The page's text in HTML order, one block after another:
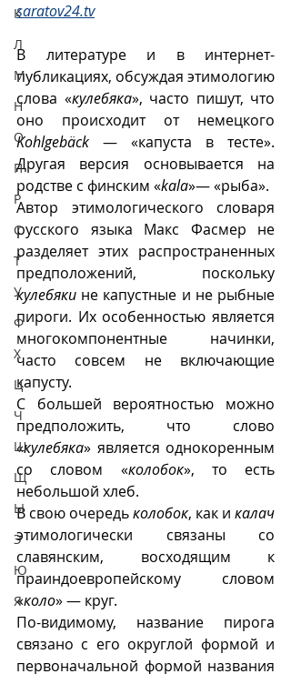
К
Л
М
Н
О
П
Р
С
Т
У
Ф
Х
Ц
Ч
Ш
Щ
Ы
Э
Ю
Я
saratov24.tv
В литературе и в интернет-
публикациях, обсуждая этимологию
слова «кулебяка», часто пишут, что
Kohlgebäck — «капуста в тесте».
Другая версия основывается на
родстве с финским «kala»— «рыба».
Автор этимологического словаря
русского языка Макс Фасмер не
разделяет этих распространенных
кулебяки не капустные и не рыбные
пироги. Их особенностью является
многокомпонентные начинки,
часто совсем не включающие
капусту.
С большей вероятностью можно
предположить, что слово
«кулебяка» является однокоренным
со словом «колобок», то есть
небольшой хлеб.
В свою очередь колобок, как и калач
этимологически связаны со
славянским, восходящим к
праиндоевропейскому словом
«коло» — круг.
По-видимому, название пирога
связано с его округлой формой и
первоначальной формой названия